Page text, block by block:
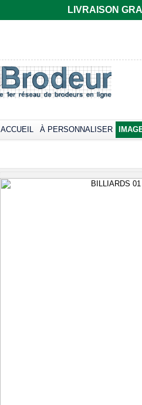
LIVRAISON
ACCUEIL À PERSONNALISER
Polo rugby Adodoé
à manches
courtes
Imprimer dès
40,15€ *
40,15€*
Polo Adodoé
R6615
Imprimer dès
32,81€
view all